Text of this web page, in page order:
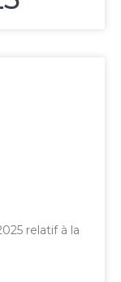
relatif à la